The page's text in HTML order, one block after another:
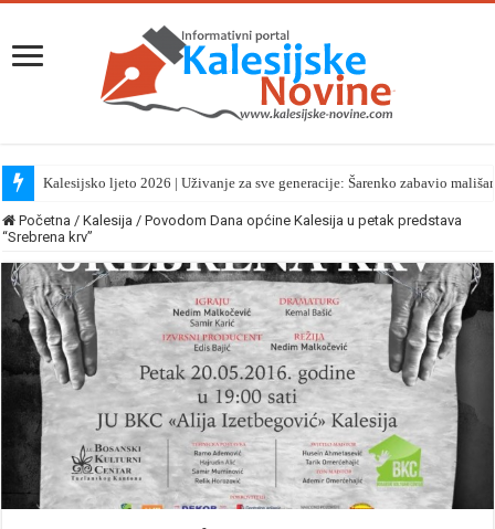
Kalesijsko ljeto 2026 | Uživanje za sve generacije: Šarenko zabavio
Početna / Kalesija / Povodom Dana općine Kalesija u petak predstava
“Srebrena krv”